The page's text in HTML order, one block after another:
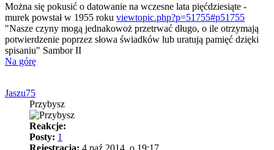
Można się pokusić o datowanie na wczesne lata pięćdziesiąte -
murek powstał w 1955 roku viewtopic.php?p=51755#p51755
"Nasze czyny mogą jednakowoż przetrwać długo, o ile otrzymają
potwierdzenie poprzez słowa świadków lub uratują pamięć dzięki
spisaniu" Sambor II
Na górę
Jaszu75
Przybysz
Reakcje:
Posty: 1
Rejestracja: 4 paź 2014, o 19:17